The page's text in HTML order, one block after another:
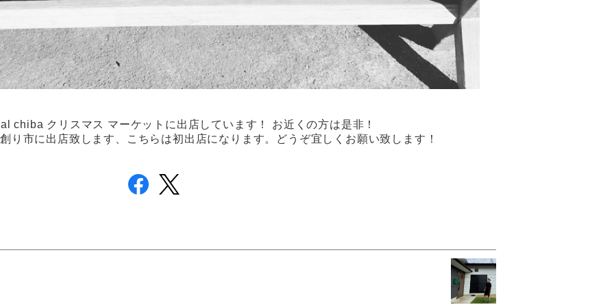
chiba クリスマス マーケットに出店しています！ お近くの方は是非！
り市に出店致します、こちらは初出店になります。どうぞ宜しくお願い致します！